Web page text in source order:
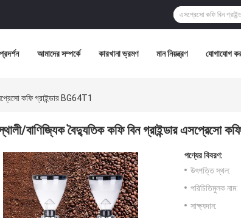
আমাদের সম্পর্কে কারখানা ভ্রমণ মান নিয়ন্ত্রণ যোগাযোগ
কফি গ্রাইন্ডার BG64T1
বাণিজ্যিক বৈদ্যুতিক কফি বিন গ্রাইন্ডার এসপ্রেসো
পণ্যের বিবরণ:
উৎপত্তি স্থল:
পরিচিতিমুলক নাম:
সাক্ষ্যদান: